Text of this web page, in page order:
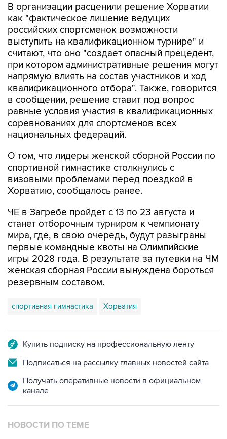
В организации расценили решение Хорватии
как "фактическое лишение ведущих
российских спортсменок возможности
выступить на квалификационном турнире" и
считают, что оно "создает опасный прецедент,
при котором административные решения могут
напрямую влиять на состав участников и ход
квалификационного отбора". Также, говорится
в сообщении, решение ставит под вопрос
равные условия участия в квалификационных
соревнованиях для спортсменов всех
национальных федераций.
О том, что лидеры женской сборной России по
спортивной гимнастике столкнулись с
визовыми проблемами перед поездкой в
Хорватию, сообщалось ранее.
ЧЕ в Загребе пройдет с 13 по 23 августа и
станет отборочным турниром к чемпионату
мира, где, в свою очередь, будут разыграны
первые командные квоты на Олимпийские
игры 2028 года. В результате за путевки на ЧМ
женская сборная России вынуждена бороться
резервным составом.
спортивная гимнастика Хорватия
Купить подписку на профессиональную ленту
Подписаться на рассылку главных новостей сайта
Получать оперативные новости в официальном
канале
НОВОСТИ ПО ТЕМЕ